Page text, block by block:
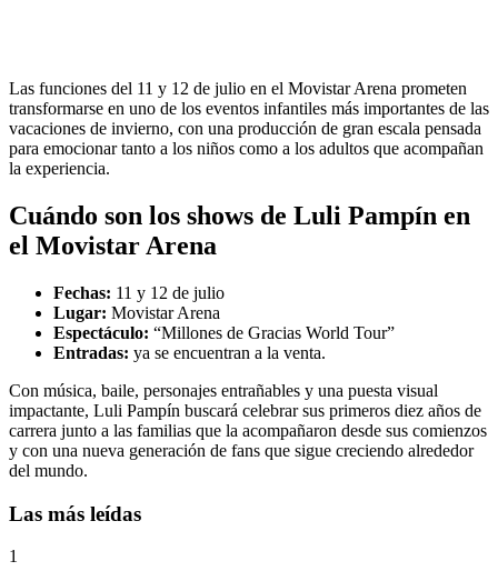
Las funciones del 11 y 12 de julio en el Movistar Arena prometen
transformarse en uno de los eventos infantiles más importantes de las
vacaciones de invierno, con una producción de gran escala pensada
para emocionar tanto a los niños como a los adultos que acompañan
la experiencia.
Cuándo son los shows de Luli Pampín en
el Movistar Arena
Fechas: 11 y 12 de julio
Lugar: Movistar Arena
Espectáculo: “Millones de Gracias World Tour”
Entradas: ya se encuentran a la venta.
Con música, baile, personajes entrañables y una puesta visual
impactante, Luli Pampín buscará celebrar sus primeros diez años de
carrera junto a las familias que la acompañaron desde sus comienzos
y con una nueva generación de fans que sigue creciendo alrededor
del mundo.
Las más leídas
1